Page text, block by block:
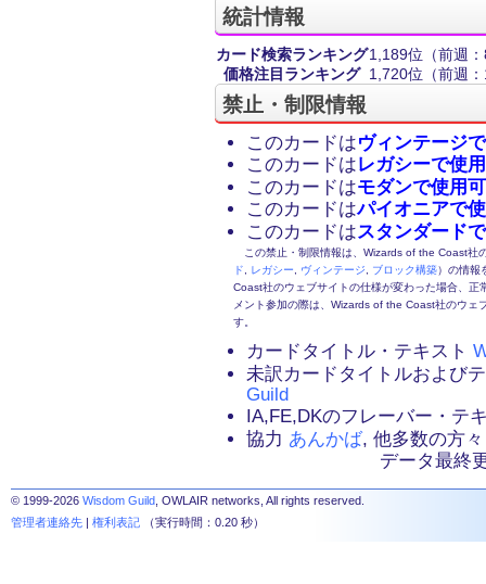
統計情報
カード検索ランキング1,189位 （前週
価格注目ランキング 1,720位 （前週
禁止・制限情報
このカードはヴィンテージ
このカードはレガシーで使
このカードはモダンで使用
このカードはパイオニアで
このカードはスタンダード
この禁止・制限情報は、Wizards of the Coast社
ド
レガシー ヴィンテージ ブロック構築）の情報
Coast社のウェブサイトの仕様が変わった場合、
メント参加の際は、Wizards of the Coast社のウェ
す。
カードタイトル・テキスト
未訳カードタイトルおよび
Guild
IA,FE,DKのフレーバー・テ
協力 あんかば, 他多数の方々
データ最終
© 1999-2026 Wisdom Guild , OWLAIR networks, All rights reserved.
管理者連絡先 | 権利表記 （実行時間：0.20 秒）